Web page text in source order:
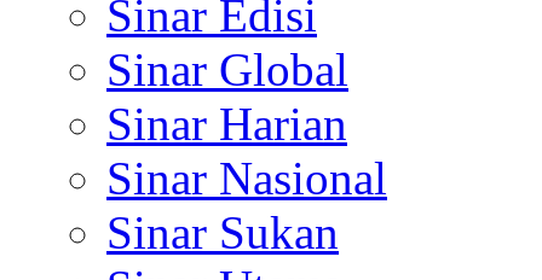
Sinar Edisi
Sinar Global
Sinar Harian
Sinar Nasional
Sinar Sukan